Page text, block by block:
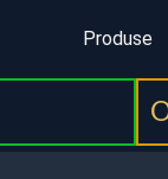
Produse